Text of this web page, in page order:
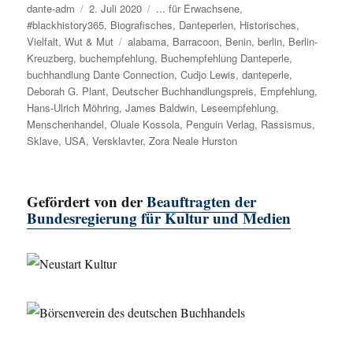
Autor
dante-adm
Veröffentlicht
am
2. Juli 2020 Kategorien
... für Erwachsene,
#blackhistory365, Biografisches, Danteperlen, Historisches,
Vielfalt,Wut & Mut Schlagwörter
alabama, Barracoon, Benin,berlin, Berlin-
Kreuzberg,buchempfehlung, Buchempfehlung Danteperle,
buchhandlung Dante Connection,Cudjo Lewis,danteperle,
Deborah G. Plant, Deutscher Buchhandlungspreis, Empfehlung,
Hans-Ulrich Möhring,James Baldwin, Leseempfehlung,
Menschenhandel,Oluale Kossola, Penguin Verlag, Rassismus,
Sklave, USA,Versklavter,Zora Neale Hurston
Gefördert von derBeauftragten der
Bundesregierung für Kultur und Medien